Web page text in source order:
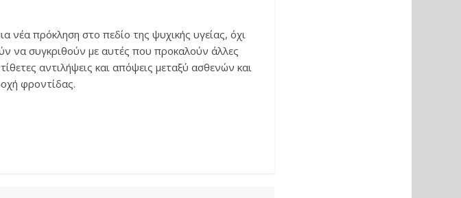
νέα πρόκληση στο πεδίο της ψυχικής υγείας, όχι
να συγκριθούν με αυτές που προκαλούν άλλες
αντιλήψεις και απόψεις μεταξύ ασθενών και
φροντίδας.